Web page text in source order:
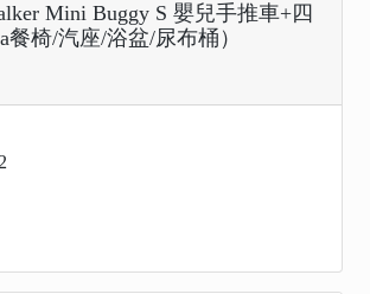
Mini Buggy S 嬰兒手推車+四
餐椅/汽座/浴盆/尿布桶）